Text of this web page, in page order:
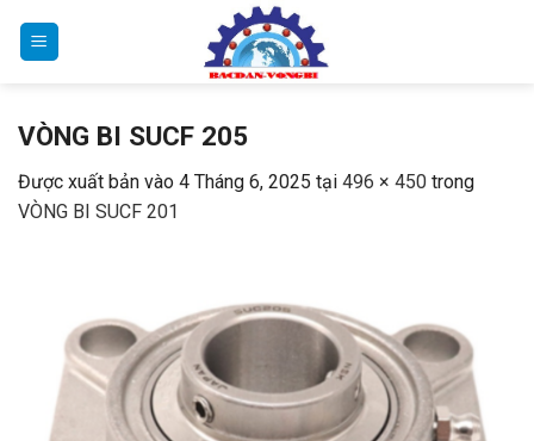
VÒNG BI SUCF 205
Được xuất bản vào 4 Tháng 6, 2025 tại 496 × 450 trong
VÒNG BI SUCF 201